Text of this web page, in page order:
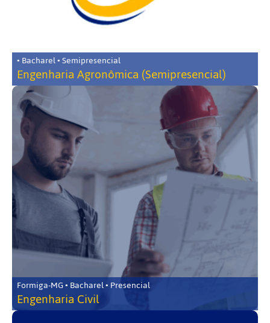
• Bacharel • Semipresencial
Engenharia Agronômica (Semipresencial)
Formiga-MG • Bacharel • Presencial
Engenharia Civil